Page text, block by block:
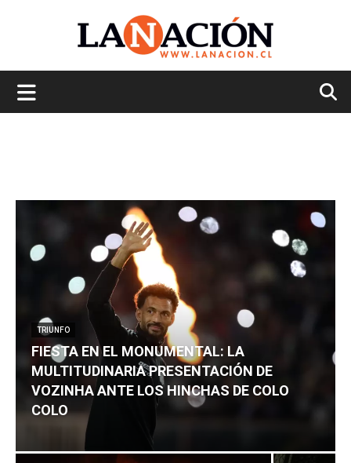
TRIUNFO
FIESTA EN EL MONUMENTAL: LA
MULTITUDINARIA PRESENTACIÓN DE
VOZINHA ANTE LOS HINCHAS DE COLO
COLO